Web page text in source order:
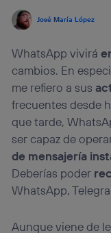
José María López
WhatsApp vivirá
cambios. En
me refiero a sus
frecuentes desde
que tarde,
ser capaz de
de mensajería
Deberías poder
WhatsApp,
Aunque viene de